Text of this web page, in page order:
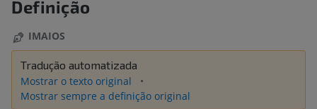
Definição
IMAIOS
Tradução automatizada
Mostrar o texto original
Mostrar sempre a definição original